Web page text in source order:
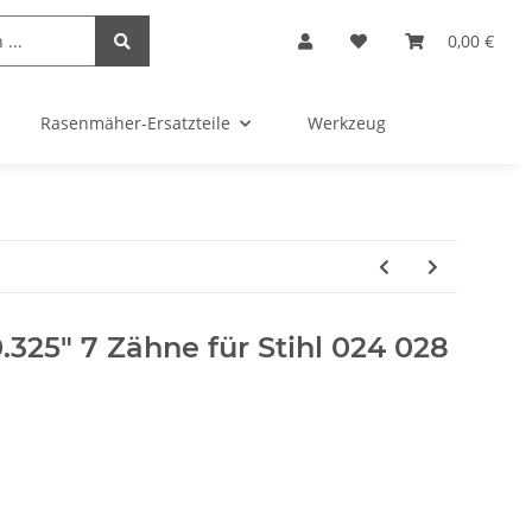
0,00 €
Rasenmäher-Ersatzteile Werkzeug
7 Zähne für Stihl 024 028